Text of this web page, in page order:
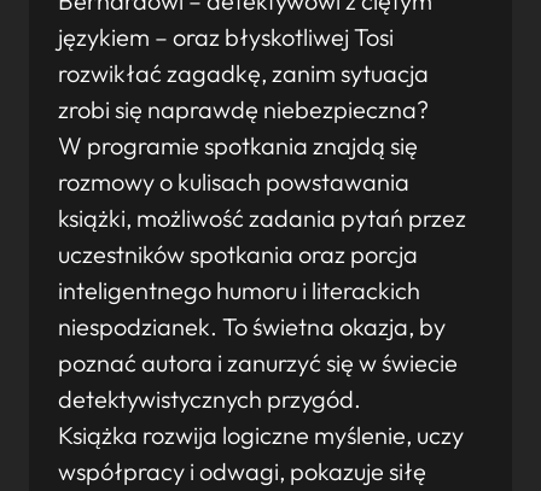
językiem – oraz błyskotliwej Tosi
rozwikłać zagadkę, zanim sytuacja
zrobi się naprawdę niebezpieczna?
W programie spotkania znajdą się
rozmowy o kulisach powstawania
książki, możliwość zadania pytań przez
uczestników spotkania oraz porcja
inteligentnego humoru i literackich
niespodzianek. To świetna okazja, by
poznać autora i zanurzyć się w świecie
detektywistycznych przygód.
Książka rozwija logiczne myślenie, uczy
współpracy i odwagi, pokazuje siłę